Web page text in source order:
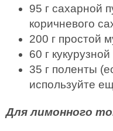
95 г сахарной
коричневого
200 г простой
60 г
35 г поленты
используйте
Для лимонного